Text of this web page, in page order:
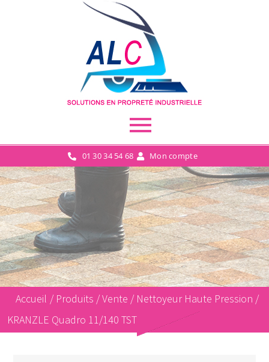
01 30 34 54 68 Mon compte
Accueil / Produits /Vente / Nettoyeur Haute Pression /
KRANZLE Quadro 11/140 TST